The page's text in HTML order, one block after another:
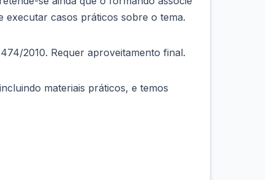
executar casos práticos sobre o tema.
2010. Requer aproveitamento final.
materiais práticos, e temos